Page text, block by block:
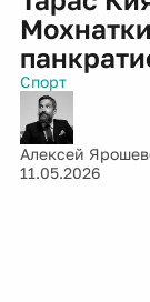
Спорт
Алексей
11.05.2026